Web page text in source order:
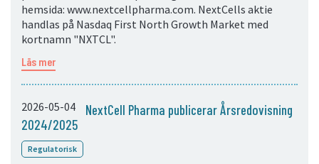
hemsida: www.nextcellpharma.com. NextCells aktie
handlas på Nasdaq First North Growth Market med
kortnamn "NXTCL".
Läs mer
2026-05-04
NextCell Pharma publicerar Årsredovisning
2024/2025
Regulatorisk